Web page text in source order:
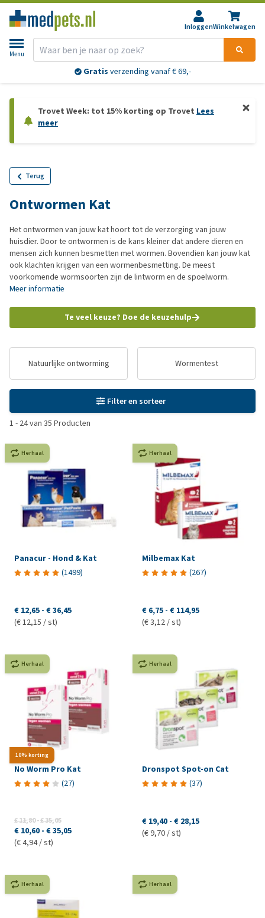
InloggenWinkelwagen
Menu
Gratis verzending vanaf € 69,-
Trovet Week: tot 15% korting op Trovet Lees
meer
Terug
Ontwormen Kat
Het ontwormen van jouw kat hoort tot de verzorging van jouw
huisdier. Door te ontwormen is de kans kleiner dat andere dieren en
mensen zich kunnen besmetten met wormen. Bovendien kan jouw kat
ook klachten krijgen van een wormenbesmetting. De meest
voorkomende wormsoorten zijn de lintworm en de spoelworm.
Meer informatie
Te veel keuze? Doe de keuzehulp
Natuurlijke ontworming Wormentest
Filter en sorteer
1 - 24van 35 Producten
Herhaal
Panacur - Hond & Kat
(1499)
€ 12,65 - € 36,45
(€ 12,15 / st)
Herhaal
Milbemax Kat
(267)
€ 6,75 - € 114,95
(€ 3,12 / st)
10% korting
Herhaal
No Worm Pro Kat
(27)
€ 11,80-€ 35,05
€ 10,60 - € 35,05
(€ 4,94 / st)
Herhaal
Dronspot Spot-on Cat
(37)
€ 19,40 - € 28,15
(€ 9,70 / st)
Herhaal Herhaal